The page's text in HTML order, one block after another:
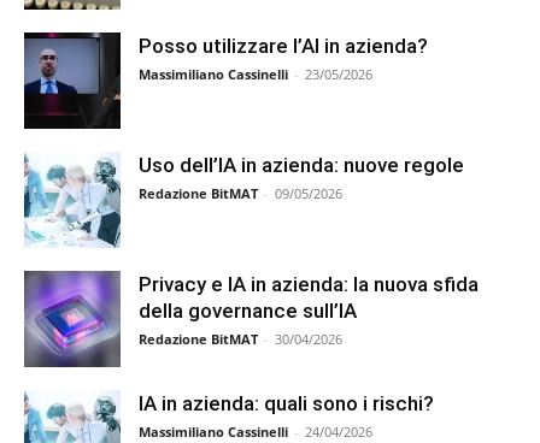
Posso utilizzare l’AI in azienda?
Massimiliano Cassinelli - 23/05/2026
Uso dell’IA in azienda: nuove regole
Redazione BitMAT - 09/05/2026
Privacy e IA in azienda: la nuova sfida
della governance sull’IA
Redazione BitMAT - 30/04/2026
IA in azienda: quali sono i rischi?
Massimiliano Cassinelli - 24/04/2026